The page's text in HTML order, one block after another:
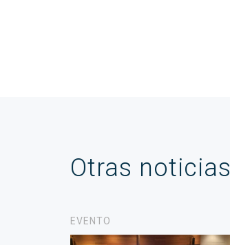
Otras noticias
EVENTO